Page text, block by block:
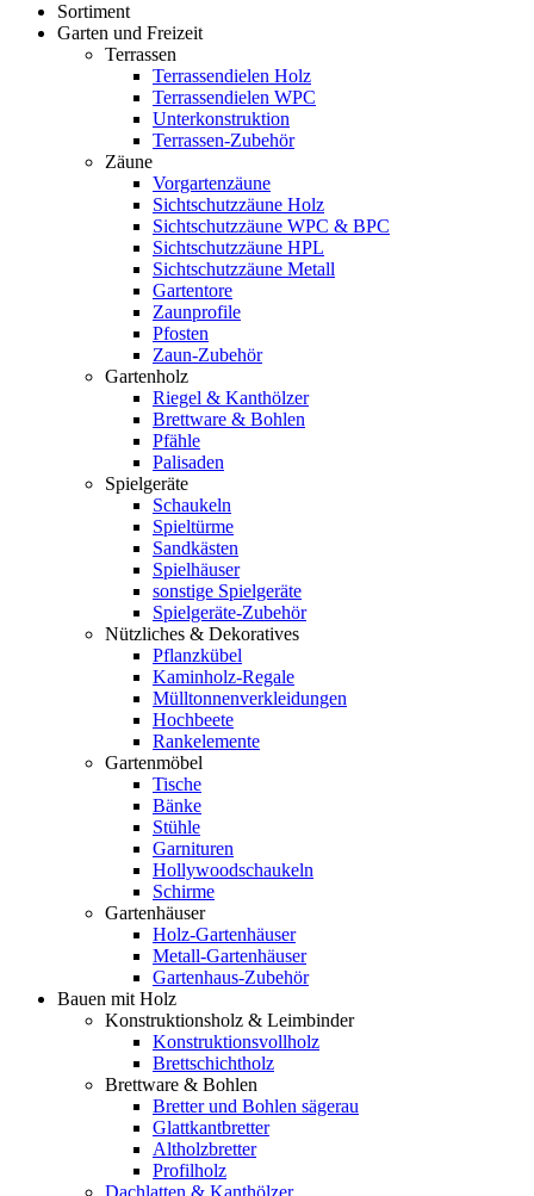
Sortiment
Garten und Freizeit
Terrassen
Terrassendielen Holz
Terrassendielen WPC
Unterkonstruktion
Terrassen-Zubehör
Zäune
Vorgartenzäune
Sichtschutzzäune Holz
Sichtschutzzäune WPC & BPC
Sichtschutzzäune HPL
Sichtschutzzäune Metall
Gartentore
Zaunprofile
Pfosten
Zaun-Zubehör
Gartenholz
Riegel & Kanthölzer
Brettware & Bohlen
Pfähle
Palisaden
Spielgeräte
Schaukeln
Spieltürme
Sandkästen
Spielhäuser
sonstige Spielgeräte
Spielgeräte-Zubehör
Nützliches & Dekoratives
Pflanzkübel
Kaminholz-Regale
Mülltonnenverkleidungen
Hochbeete
Rankelemente
Gartenmöbel
Tische
Bänke
Stühle
Garnituren
Hollywoodschaukeln
Schirme
Gartenhäuser
Holz-Gartenhäuser
Metall-Gartenhäuser
Gartenhaus-Zubehör
Bauen mit Holz
Konstruktionsholz & Leimbinder
Konstruktionsvollholz
Brettschichtholz
Brettware & Bohlen
Bretter und Bohlen sägerau
Glattkantbretter
Altholzbretter
Profilholz